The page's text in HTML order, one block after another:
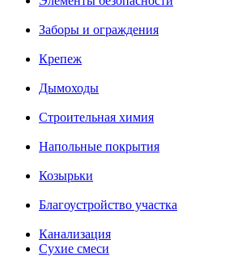
Заборы и ограждения
Крепеж
Дымоходы
Строительная химия
Напольные покрытия
Козырьки
Благоустройство участка
Канализация
Сухие смеси